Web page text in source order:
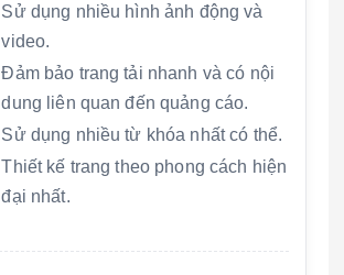
Sử dụng nhiều hình ảnh động và
video.
Đảm bảo trang tải nhanh và có nội
dung liên quan đến quảng cáo.
Sử dụng nhiều từ khóa nhất có thể.
Thiết kế trang theo phong cách hiện
đại nhất.